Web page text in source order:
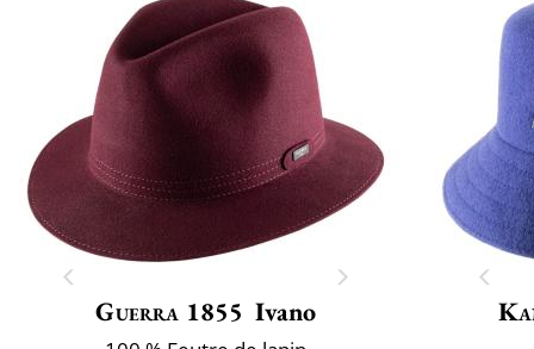
Guerra 1855 Ivano